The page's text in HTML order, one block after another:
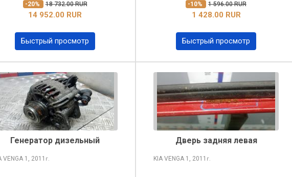
-20% 18 732.00 RUR
14 952.00 RUR
Быстрый просмотр
-10% 1 596.00 RUR
1 428.00 RUR
Быстрый просмотр
Генератор дизельный
VENGA 1, 2011 г.
Дверь задняя левая
KIA VENGA 1, 2011 г.